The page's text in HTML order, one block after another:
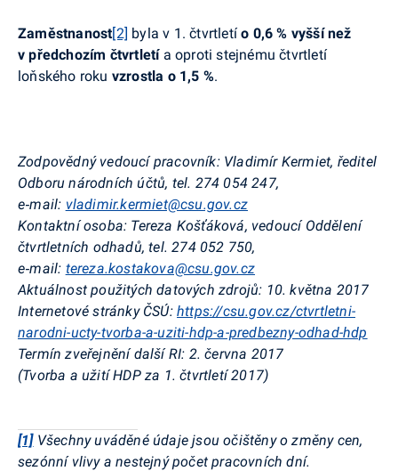
Zaměstnanost[2] byla v 1. čtvrtletío 0,6 % vyšší než
v předchozím čtvrtletí a oproti stejnému čtvrtletí
loňského roku vzrostla o 1,5 %.
Zodpovědný vedoucí pracovník: Vladimír Kermiet, ředitel
Odboru národních účtů, tel. 274 054 247,
e‑mail: vladimir.kermiet@csu.gov.cz
Kontaktní osoba: Tereza Košťáková, vedoucí Oddělení
čtvrtletních odhadů, tel. 274 052 750,
e‑mail: tereza.kostakova@csu.gov.cz
Aktuálnost použitých datových zdrojů: 10. května 2017
Internetové stránky ČSÚ: https://csu.gov.cz/ctvrtletni-
narodni-ucty-tvorba-a-uziti-hdp-a-predbezny-odhad-hdp
Termín zveřejnění další RI: 2. června 2017
(Tvorba a užití HDP za 1. čtvrtletí 2017)
[1]Všechny uváděné údaje jsou očištěny o změny cen,
sezónní vlivy a nestejný počet pracovních dní.